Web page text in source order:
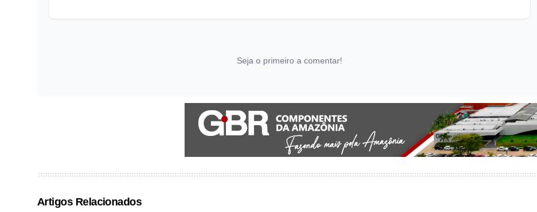
Seja o primeiro a comentar!
Artigos Relacionados